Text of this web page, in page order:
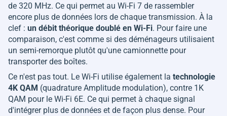
de 320 MHz. Ce qui permet au Wi-Fi 7 de rassembler
encore plus de données lors de chaque transmission. À la
clef : un débit théorique doublé en Wi-Fi. Pour faire une
comparaison, c'est comme si des déménageurs utilisaient
un semi-remorque plutôt qu'une camionnette pour
transporter des boîtes.
Ce n'est pas tout. Le Wi-Fi utilise également la technologie
4K QAM (quadrature Amplitude modulation), contre 1K
QAM pour le Wi-Fi 6E. Ce qui permet à chaque signal
d'intégrer plus de données et de façon plus dense. Pour